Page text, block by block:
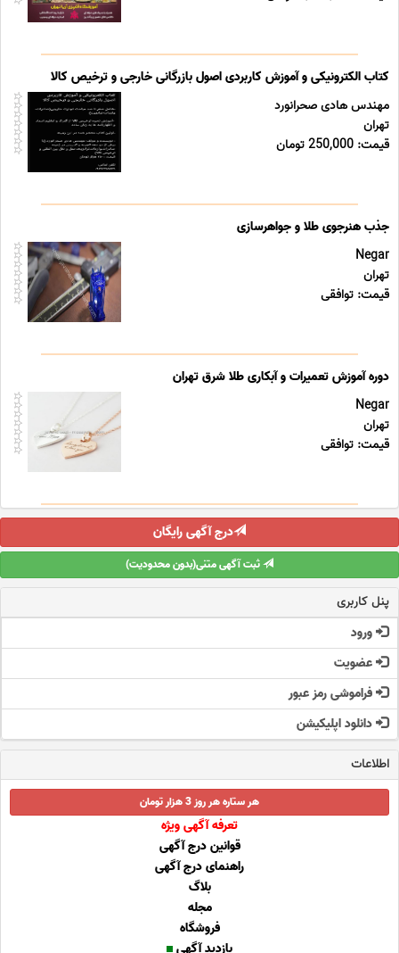
کتاب الکترونیکی و آموزش کاربردی اصول بازرگانی خارجی و ترخیص کالا
مهندس هادی صحرانورد
تهران
قیمت: 250,000 تومان
جذب هنرجوی طلا و جواهرسازی
Negar
تهران
قیمت: توافقی
دوره آموزش تعمیرات و آبکاری طلا شرق تهران
Negar
تهران
قیمت: توافقی
درج آگهی رایگان
ثبت آگهی متنی(بدون محدودیت)
پنل کاربری
ورود
عضویت
فراموشی رمز عبور
دانلود اپلیکیشن
اطلاعات
هر ستاره هر روز 3 هزار تومان
تعرفه آگهی ویژه
قوانین درج آگهی
راهنمای درج آگهی
بلاگ
مجله
فروشگاه